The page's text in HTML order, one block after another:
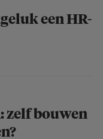
een HR-
zelf bouwen